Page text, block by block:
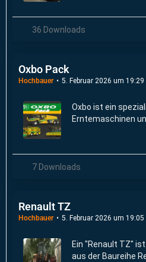
36 Downloads
Oxbo Pack
Hochbauer 5. Februar 2026 um 19:29
Oxbo ist ein
Erntemaschinen
7 Downloads
Renault TZ
Hochbauer 5. Februar 2026 um 19:05
Ein "Renault TZ"
aus der Baureihe